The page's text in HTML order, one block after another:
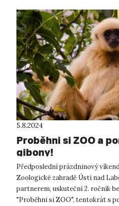
5.8.2024
Proběhni si ZOO a
gibony!
Předposlední prázdninový
Zoologické zahradě Ústí nad
partnerem, uskuteční 2. ročník
"Proběhni si ZOO", tentokrát s